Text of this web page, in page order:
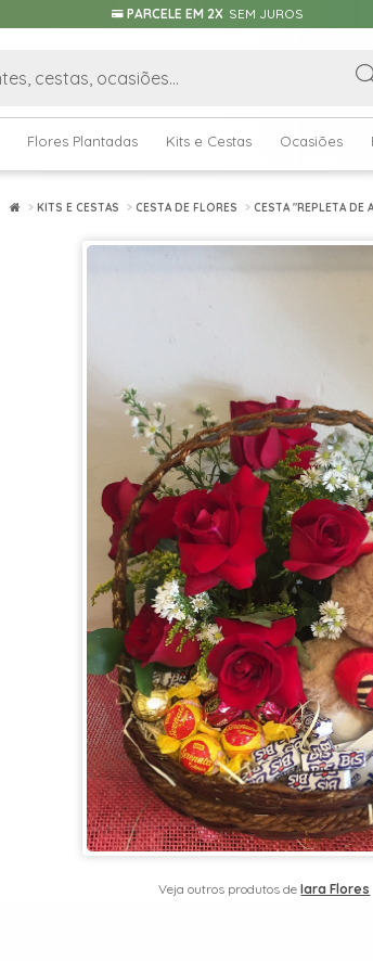
PARCELE EM 2X SEM JUROS
Flores Plantadas Kits e Cestas Ocasiões
KITS E CESTAS CESTA DE FLORES CESTA "REPLETA DE
Veja outros produtos deIara Flores